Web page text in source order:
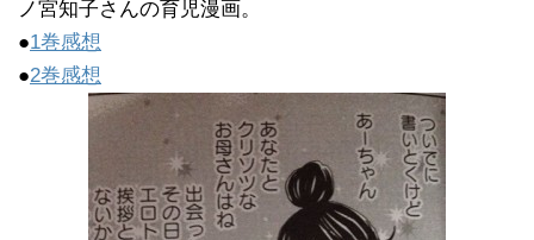
ノ宮知子さんの育児漫画。
●1巻感想
●2巻感想